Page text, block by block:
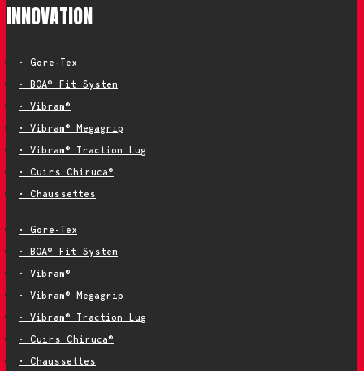
INNOVATION
• Gore-Tex
• BOA® Fit System
• Vibram®
• Vibram® Megagrip
• Vibram® Traction Lug
• Cuirs Chiruca®
• Chaussettes
• Gore-Tex
• BOA® Fit System
• Vibram®
• Vibram® Megagrip
• Vibram® Traction Lug
• Cuirs Chiruca®
• Chaussettes